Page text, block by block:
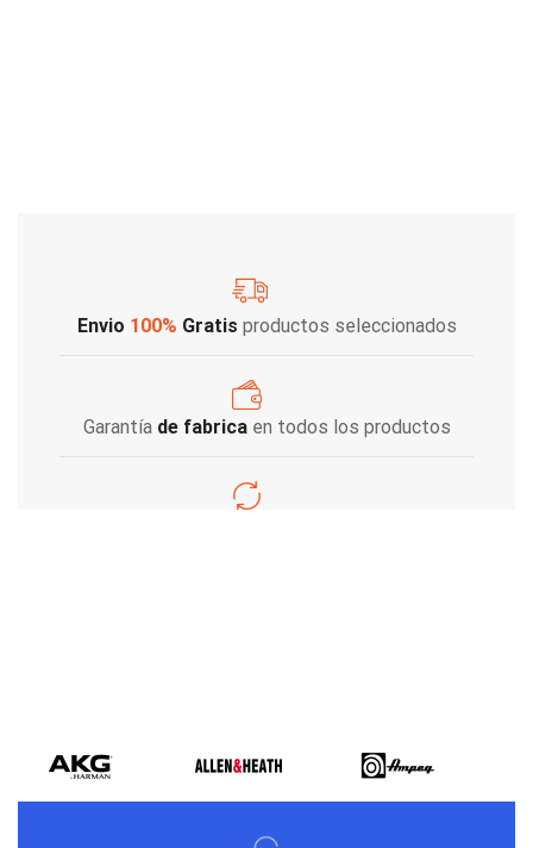
Envio 100% Gratis productos seleccionados
Garantía de fabricaen todos los productos